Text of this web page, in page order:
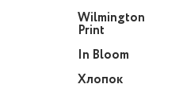
Wilmington
Print
In Bloom
Хлопок